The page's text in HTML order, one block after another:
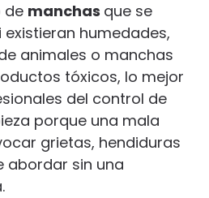
de manchas que se
existieran humedades,
animales o manchas
tóxicos, lo mejor
del control de
porque una mala
grietas, hendiduras
abordar sin una